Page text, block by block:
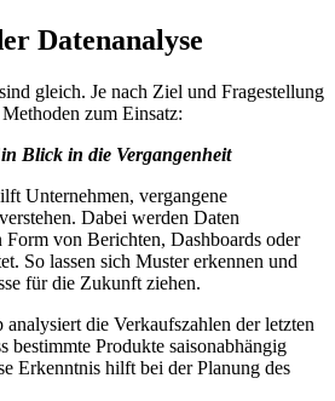
Datenanalyse
gleich. Je nach Ziel und Fragestellung
zum Einsatz:
Blick in die Vergangenheit
Unternehmen, vergangene
Dabei werden Daten
Form von Berichten, Dashboards oder
So lassen sich Muster erkennen und
für die Zukunft ziehen.
die Verkaufszahlen der letzten
bestimmte Produkte saisonabhängig
Erkenntnis hilft bei der Planung des